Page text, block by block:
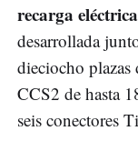
recarga eléctrica
desarrollada
dieciocho plazas
CCS2 de hasta
seis conectores